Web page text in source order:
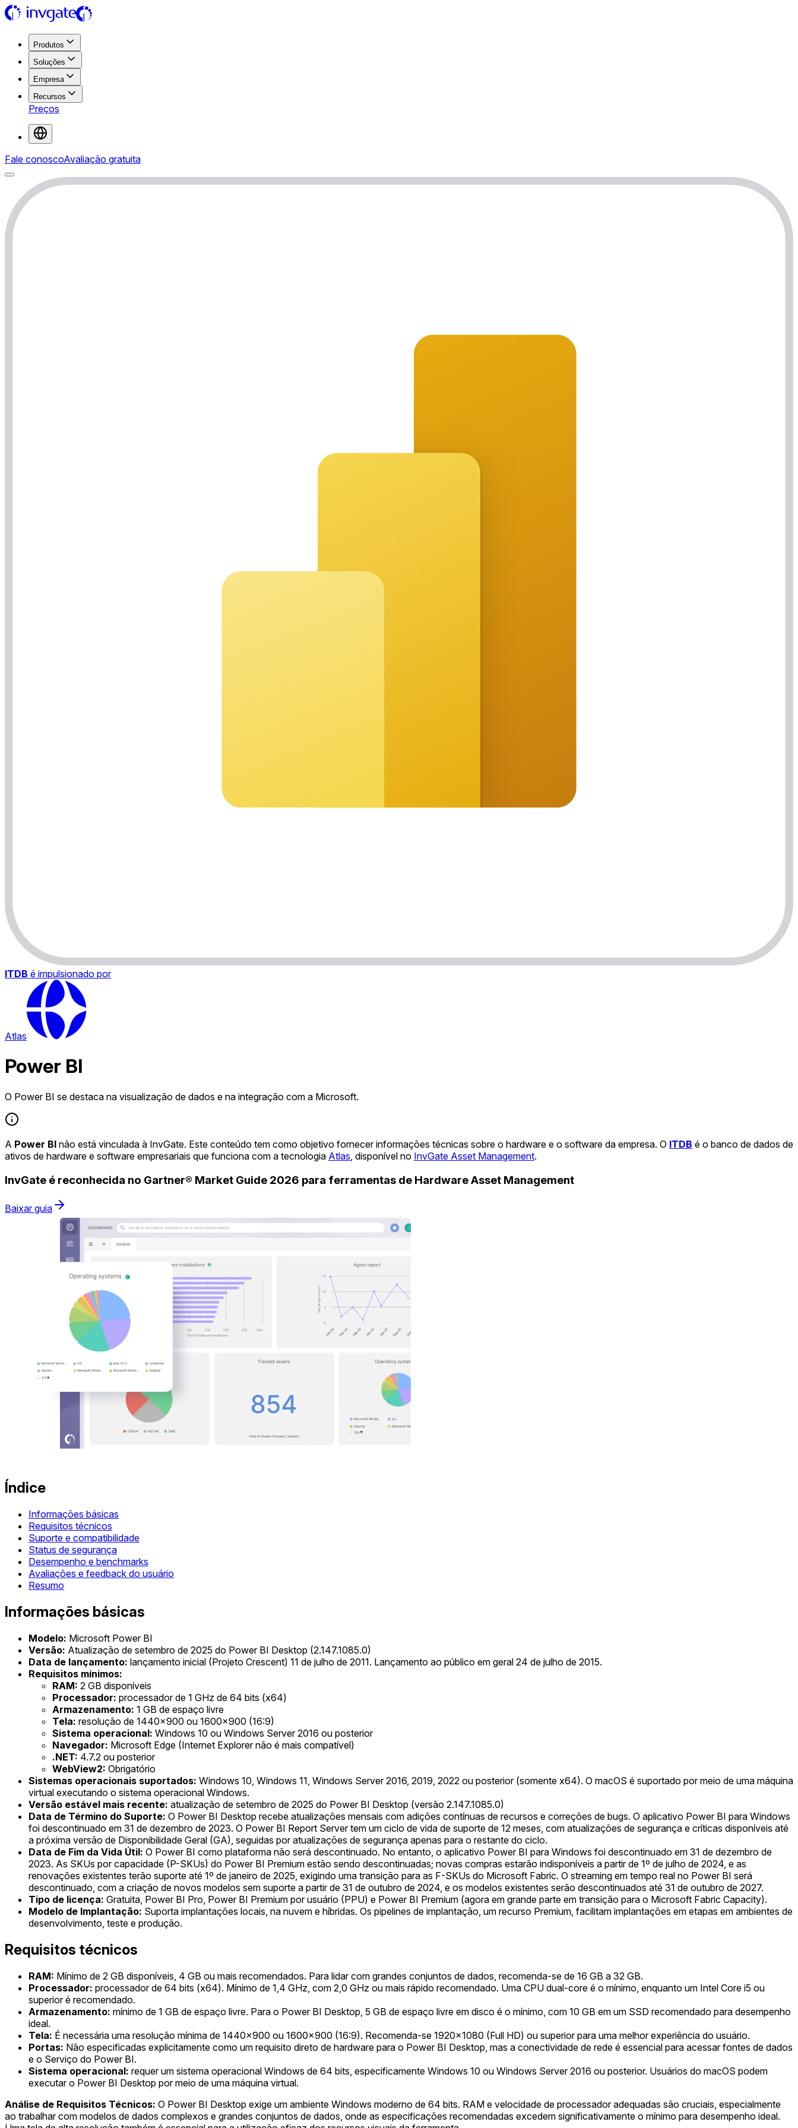
Produtos
Soluções
Empresa
Recursos
Preços
Fale conoscoAvaliação gratuita
ITDB é impulsionado por
Atlas
Power BI
O Power BI se destaca na visualização de dados e na integração com a Microsoft.
A Power BI não está vinculada à InvGate. Este conteúdo tem como objetivo fornecer informações técnicas sobre o hardware e o software da empresa. O ITDB é o banco de dados de
ativos de hardware e software empresariais que funciona com a tecnologia Atlas , disponível no InvGate Asset Management.
InvGate é reconhecida no Gartner® Market Guide 2026 para ferramentas de Hardware Asset Management
Baixar guia
Índice
Informações básicas
Requisitos técnicos
Suporte e compatibilidade
Status de segurança
Desempenho e benchmarks
Avaliações e feedback do usuário
Resumo
Informações básicas
Modelo: Microsoft Power BI
Versão: Atualização de setembro de 2025 do Power BI Desktop (2.147.1085.0)
Data de lançamento: lançamento inicial (Projeto Crescent) 11 de julho de 2011. Lançamento ao público em geral 24 de julho de 2015.
Requisitos mínimos:
RAM: 2 GB disponíveis
Processador: processador de 1 GHz de 64 bits (x64)
Armazenamento: 1 GB de espaço livre
Tela: resolução de 1440x900 ou 1600x900 (16:9)
Sistema operacional: Windows 10 ou Windows Server 2016 ou posterior
Navegador: Microsoft Edge (Internet Explorer não é mais compatível)
.NET: 4.7.2 ou posterior
WebView2: Obrigatório
Sistemas operacionais suportados: Windows 10, Windows 11, Windows Server 2016, 2019, 2022 ou posterior (somente x64). O macOS é suportado por meio de uma máquina
virtual executando o sistema operacional Windows.
Versão estável mais recente: atualização de setembro de 2025 do Power BI Desktop (versão 2.147.1085.0)
Data de Término do Suporte: O Power BI Desktop recebe atualizações mensais com adições contínuas de recursos e correções de bugs. O aplicativo Power BI para Windows
foi descontinuado em 31 de dezembro de 2023. O Power BI Report Server tem um ciclo de vida de suporte de 12 meses, com atualizações de segurança e críticas disponíveis até
a próxima versão de Disponibilidade Geral (GA), seguidas por atualizações de segurança apenas para o restante do ciclo.
Data de Fim da Vida Útil: O Power BI como plataforma não será descontinuado. No entanto, o aplicativo Power BI para Windows foi descontinuado em 31 de dezembro de
2023. As SKUs por capacidade (P-SKUs) do Power BI Premium estão sendo descontinuadas; novas compras estarão indisponíveis a partir de 1º de julho de 2024, e as
renovações existentes terão suporte até 1º de janeiro de 2025, exigindo uma transição para as F-SKUs do Microsoft Fabric. O streaming em tempo real no Power BI será
descontinuado, com a criação de novos modelos sem suporte a partir de 31 de outubro de 2024, e os modelos existentes serão descontinuados até 31 de outubro de 2027.
Tipo de licença: Gratuita, Power BI Pro, Power BI Premium por usuário (PPU) e Power BI Premium (agora em grande parte em transição para o Microsoft Fabric Capacity).
Modelo de Implantação: Suporta implantações locais, na nuvem e híbridas. Os pipelines de implantação, um recurso Premium, facilitam implantações em etapas em ambientes de
desenvolvimento, teste e produção.
Requisitos técnicos
RAM: Mínimo de 2 GB disponíveis, 4 GB ou mais recomendados. Para lidar com grandes conjuntos de dados, recomenda-se de 16 GB a 32 GB.
Processador: processador de 64 bits (x64). Mínimo de 1,4 GHz, com 2,0 GHz ou mais rápido recomendado. Uma CPU dual-core é o mínimo, enquanto um Intel Core i5 ou
superior é recomendado.
Armazenamento: mínimo de 1 GB de espaço livre. Para o Power BI Desktop, 5 GB de espaço livre em disco é o mínimo, com 10 GB em um SSD recomendado para desempenho
ideal.
Tela: É necessária uma resolução mínima de 1440x900 ou 1600x900 (16:9). Recomenda-se 1920x1080 (Full HD) ou superior para uma melhor experiência do usuário.
Portas: Não especificadas explicitamente como um requisito direto de hardware para o Power BI Desktop, mas a conectividade de rede é essencial para acessar fontes de dados
e o Serviço do Power BI.
Sistema operacional: requer um sistema operacional Windows de 64 bits, especificamente Windows 10 ou Windows Server 2016 ou posterior. Usuários do macOS podem
executar o Power BI Desktop por meio de uma máquina virtual.
Análise de Requisitos Técnicos: O Power BI Desktop exige um ambiente Windows moderno de 64 bits. RAM e velocidade de processador adequadas são cruciais, especialmente
ao trabalhar com modelos de dados complexos e grandes conjuntos de dados, onde as especificações recomendadas excedem significativamente o mínimo para desempenho ideal.